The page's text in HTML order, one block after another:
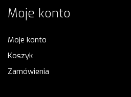
Moje konto
Moje konto
Koszyk
Zamówienia